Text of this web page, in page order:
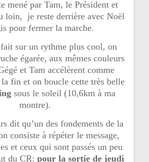
mené par Tam, le Président et
loin, je reste derrière avec Noël
pour fermer la marche.
sur un rythme plus cool, on
égarée, aux mêmes couleurs
et Tam accélèrent comme
la fin et on boucle cette très belle
sous le soleil (10,6km à ma
montre).
dit qu’un des fondements de la
consiste à répéter le message,
et ceux qui sont passés un peu
du CR: pour la sortie de jeudi